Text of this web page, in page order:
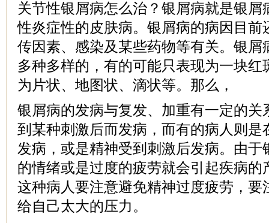
关节性银屑病怎么治？银屑病就是银屑
性炎症性的皮肤病。银屑病的病因目前
传因素、感染及某些药物等有关。银屑
多种多样的，有的可能只表现为一块红
为片状、地图状、滴状等。那么，
银屑病的发病与复发、加重有一定的关
到某种刺激后而发病，而有的病人则是
发病，或是精神受到刺激后发病。由于
的情绪或是过度的疲劳就会引起疾病的
这种病人要注意避免精神过度疲劳，要
给自己太大的压力。